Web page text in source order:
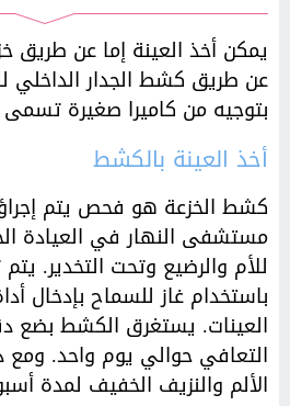
يمكن أخذ العينة إما عن طريق
عن طريق كشط الجدار الداخلي
بتوجيه من كاميرا صغيرة تسمى
أخذ العينة بالكشط
كشط الخزعة هو فحص يتم
مستشفى النهار في العيادة
للأم والرضيع وتحت التخدير.
باستخدام غاز للسماح بإدخال
العينات. يستغرق الكشط
التعافي حوالي يوم واحد.
الألم والنزيف الخفيف لمدة